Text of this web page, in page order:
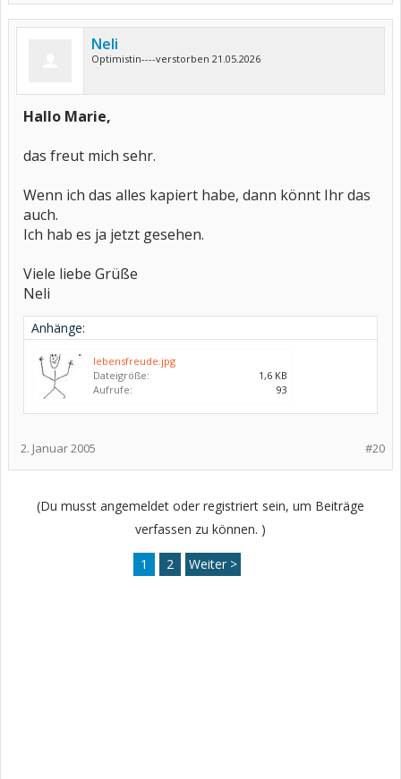
Neli
Optimistin----verstorben 21.05.2026
Hallo Marie,
das freut mich sehr.
Wenn ich das alles kapiert habe, dann könnt Ihr das
auch.
Ich hab es ja jetzt gesehen.
Viele liebe Grüße
Neli
Anhänge:
lebensfreude.jpg
Dateigröße:
1,6 KB
Aufrufe:
93
#20
2. Januar 2005
(Du musst angemeldet oder registriert sein, um Beiträge
verfassen zu können. )
1 2 Weiter >